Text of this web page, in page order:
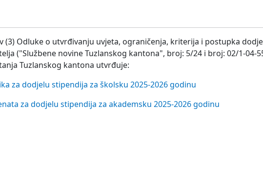
(3) Odluke o utvrđivanju uvjeta, ograničenja, kriterija i postupka
("Službene novine Tuzlanskog kantona", broj: 5/24 i broj: 02/1-04-
Tuzlanskog kantona utvrđuje:
za dodjelu stipendija za školsku 2025-2026 godinu
za dodjelu stipendija za akademsku 2025-2026 godinu